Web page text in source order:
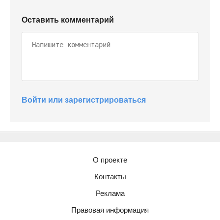
Оставить комментарий
Войти или зарегистрироваться
О проекте
Контакты
Реклама
Правовая информация